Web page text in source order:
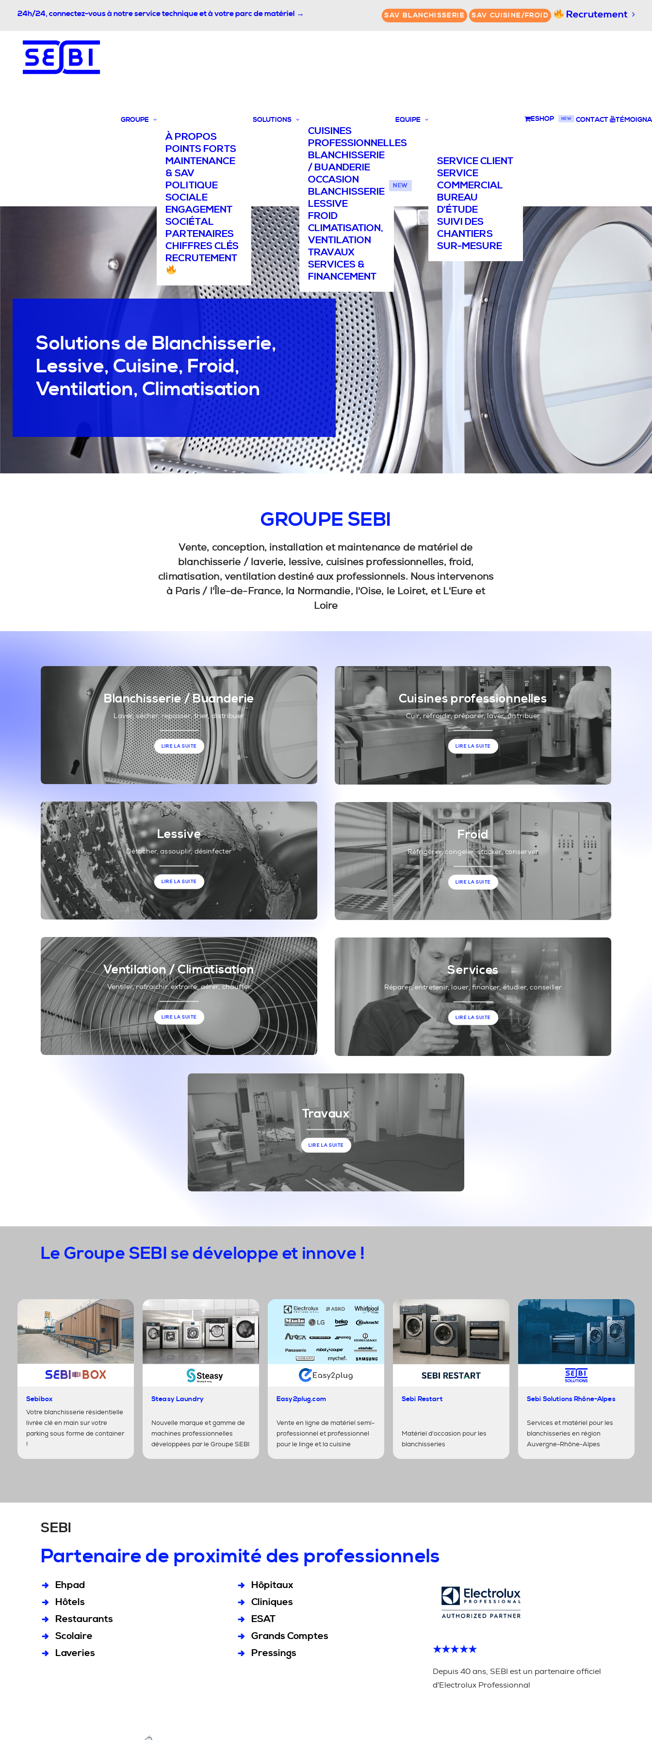
24h/24, connectez-vous à notre service technique et à votre parc de matériel → SAV BLANCHISSERIE SAV CUISINE/FROID Recrutement
GROUPE
À PROPOS
POINTS FORTS
MAINTENANCE
& SAV
POLITIQUE
SOCIALE
ENGAGEMENT
SOCIÉTAL
PARTENAIRES
CHIFFRES CLÉS
RECRUTEMENT
SOLUTIONS
CUISINES
PROFESSIONNELLES
BLANCHISSERIE
/ BUANDERIE
OCCASION
BLANCHISSERIE
NEW
LESSIVE
FROID
CLIMATISATION,
VENTILATION
TRAVAUX
SERVICES &
FINANCEMENT
EQUIPE
SERVICE CLIENT
SERVICE
COMMERCIAL
BUREAU
D’ÉTUDE
SUIVI DES
CHANTIERS
SUR-MESURE
ESHOP NEW CONTACT
Solutions de Blanchisserie,
Lessive, Cuisine, Froid,
Ventilation, Climatisation
GROUPE SEBI
Vente, conception, installation et maintenance de matériel de
blanchisserie / laverie, lessive, cuisines professionnelles, froid,
climatisation, ventilation destiné aux professionnels. Nous intervenons
à Paris / l'Île-de-France, la Normandie, l'Oise, le Loiret, et L'Eure et
Loire
Blanchisserie / Buanderie
Laver, sécher, repasser, trier, distribuer
LIRE LA SUITE
Cuisines professionnelles
Cuir, refroidir, préparer, laver, distribuer
LIRE LA SUITE
Lessive
Détacher, assouplir, désinfecter
LIRE LA SUITE
Froid
Réfrigérer, congeler, stocker, conserver
LIRE LA SUITE
Ventilation / Climatisation
Ventiler, rafraichir, extraire, aérer, chauffer
LIRE LA SUITE
Services
Réparer, entretenir, louer, financer, étudier, conseiller
LIRE LA SUITE
Travaux
LIRE LA SUITE
Le Groupe SEBI se développe et innove !
Sebibox
Votre blanchisserie résidentielle
livrée clé en main sur votre
parking sous forme de container
!
Steasy Laundry
Nouvelle marque et gamme de
machines professionnelles
développées par le Groupe SEBI
Easy2plug.com
Vente en ligne de matériel semi-
professionnel et professionnel
pour le linge et la cuisine
Sebi Restart
Matériel d'occasion pour les
blanchisseries
Sebi Solutions Rhône-Alpes
Services et matériel pour les
blanchisseries en région
Auvergne-Rhône-Alpes
SEBI
Partenaire de proximité des professionnels
Ehpad
Hôtels
Restaurants
Scolaire
Laveries
Hôpitaux
Cliniques
ESAT
Grands Comptes
Pressings
★★★★★
Depuis 40 ans, SEBI est un partenaire officiel
d'Electrolux Professionnal